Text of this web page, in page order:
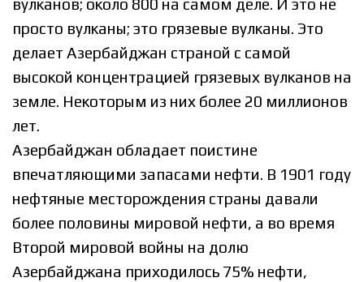
вулканов; около 800 на самом деле. И это не
просто вулканы; это грязевые вулканы. Это
делает Азербайджан страной с самой
высокой концентрацией грязевых вулканов на
земле. Некоторым из них более 20 миллионов
лет.
Азербайджан обладает поистине
впечатляющими запасами нефти. В 1901 году
нефтяные месторождения страны давали
более половины мировой нефти, а во время
Второй мировой войны на долю
Азербайджана приходилось 75% нефти,